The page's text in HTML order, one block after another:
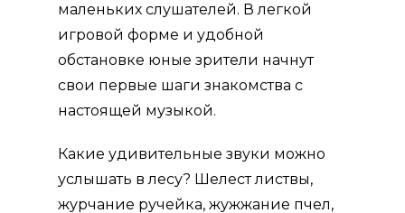
маленьких слушателей. В легкой
игровой форме и удобной
обстановке юные зрители начнут
свои первые шаги знакомства с
настоящей музыкой.
Какие удивительные звуки можно
услышать в лесу? Шелест листвы,
журчание ручейка, жужжание пчел,